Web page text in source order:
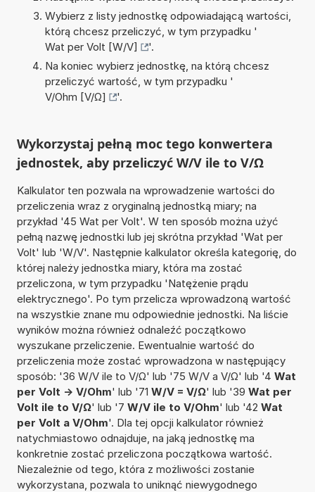
Wybierz z listy jednostkę odpowiadającą wartości,
którą chcesz przeliczyć, w tym przypadku '
Wat per Volt [W/V]
'.
Na koniec wybierz jednostkę, na którą chcesz
przeliczyć wartość, w tym przypadku '
V/Ohm [V/Ω]
'.
Wykorzystaj pełną moc tego konwertera
jednostek, aby przeliczyć W/V ile to V/Ω
Kalkulator ten pozwala na wprowadzenie wartości do
przeliczenia wraz z oryginalną jednostką miary; na
przykład '45 Wat per Volt'. W ten sposób można użyć
pełną nazwę jednostki lub jej skrótna przykład 'Wat per
Volt' lub 'W/V'. Następnie kalkulator określa kategorię, do
której należy jednostka miary, która ma zostać
przeliczona, w tym przypadku 'Natężenie prądu
elektrycznego'. Po tym przelicza wprowadzoną wartość
na wszystkie znane mu odpowiednie jednostki. Na liście
wyników można również odnaleźć początkowo
wyszukane przeliczenie. Ewentualnie wartość do
przeliczenia może zostać wprowadzona w następujący
sposób: '36 W/V ile to V/Ω' lub '75 W/V a V/Ω' lub '4 Wat
per Volt -> V/Ohm' lub '71 W/V = V/Ω' lub '39 Wat per
Volt ile to V/Ω' lub '7 W/V ile to V/Ohm' lub '42 Wat
per Volt a V/Ohm'. Dla tej opcji kalkulator również
natychmiastowo odnajduje, na jaką jednostkę ma
konkretnie zostać przeliczona początkowa wartość.
Niezależnie od tego, która z możliwości zostanie
wykorzystana, pozwala to uniknąć niewygodnego